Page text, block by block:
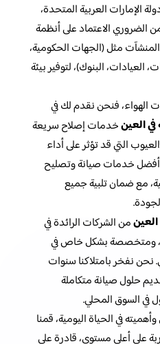
الإمارات العربية المتحدة،
الضروري الاعتماد على أنظمة
مثل (الجهات الحكومية،
البنوك)، لتوفير بيئة
الهواء، فنحن نقدم لك في
العينخدمات إصلاح سريعة
التي قد تؤثر على أداء
خدمات صيانة وتصليح
مع ضمان تلبية جميع
من الشركات الرائدة في
ومتخصصة بشكل خاص في
نحن نفخر بامتلاكنا سنوات
حلول صيانة متكاملة
في السوق المحلي.
في الحياة اليومية، قمنا
على أعلى مستوى، قادرة على